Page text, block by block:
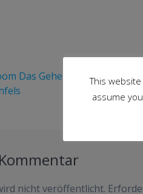
Das Geheimnis des
nicht veröffentlicht.
This
assume